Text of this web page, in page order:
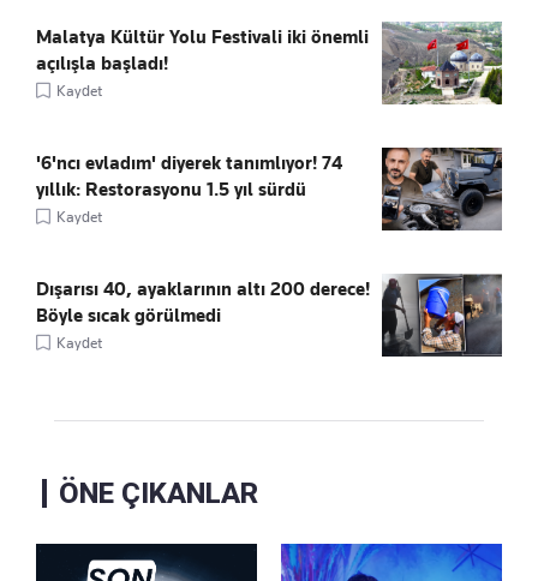
Malatya Kültür Yolu Festivali iki önemli
açılışla başladı!
Kaydet
'6'ncı evladım' diyerek tanımlıyor! 74
yıllık: Restorasyonu 1.5 yıl sürdü
Kaydet
Dışarısı 40, ayaklarının altı 200 derece!
Böyle sıcak görülmedi
Kaydet
ÖNE ÇIKANLAR